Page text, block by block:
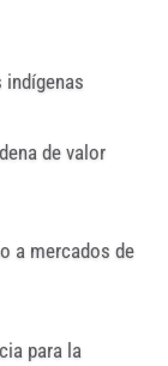
indígenas
de valor
a mercados de
para la